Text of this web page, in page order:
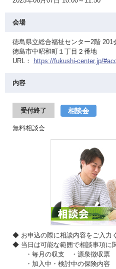
会場
徳島県立総合福祉センター2階 201
徳島市中昭和町１丁目２番地
URL：
https://fukushi-center.jp/
内容
受付終了 相談会
無料相談会
◆ お申込の際に相談内容をご入力
◆ 当日は可能な範囲で相談事項に
・毎月の収支 ・源泉徴収票
・加入中・検討中の保険内容